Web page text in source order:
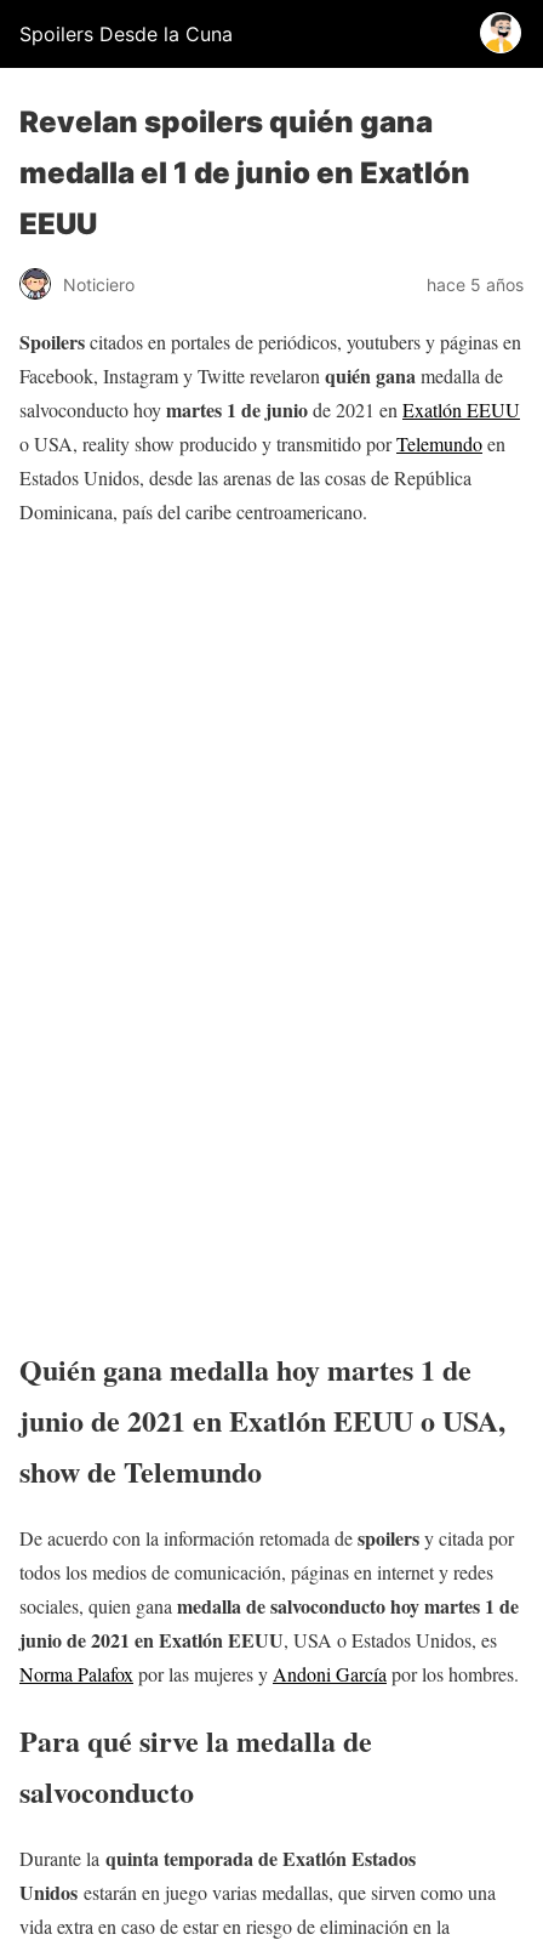
Spoilers Desde la Cuna
Revelan spoilers quién gana
medalla el 1 de junio en Exatlón
EEUU
Noticiero hace 5 años
Spoilerscitados en portales de periódicos, youtubers y páginas en
Facebook, Instagram y Twitte revelaron quién ganamedalla de
salvoconducto hoymartes 1 de juniode 2021 en Exatlón EEUU
o USA, reality show producido y transmitido porTelemundoen
Estados Unidos, desde las arenas de las cosas de República
Dominicana, país del caribe centroamericano.
Quién gana medalla hoymartes 1 de
juniode 2021 en Exatlón EEUU o USA,
show de Telemundo
De acuerdo con la información retomada despoilersy citada por
todos los medios de comunicación, páginas en internet y redes
sociales, quien gana medalla de salvoconducto hoymartes 1 de
juniode 2021 en Exatlón EEUU, USA o Estados Unidos, es
Norma Palafox por las mujeres y Andoni García por los hombres.
Para qué sirve la medalla de
salvoconducto
Durante la quinta temporada de Exatlón Estados
Unidos estarán en juego varias medallas, que sirven como una
vida extra en caso de estar en riesgo de eliminación en la